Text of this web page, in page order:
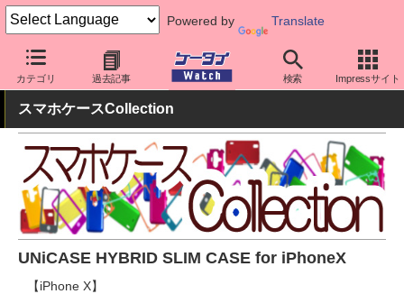
Powered by Translate
カテゴリ 過去記事 検索 Impressサイト
ケータイ Watch 周辺機器/アクセサリー スマホケース
スマホケースCollection
UNiCASE HYBRID SLIM CASE for iPhoneX
【iPhone X】